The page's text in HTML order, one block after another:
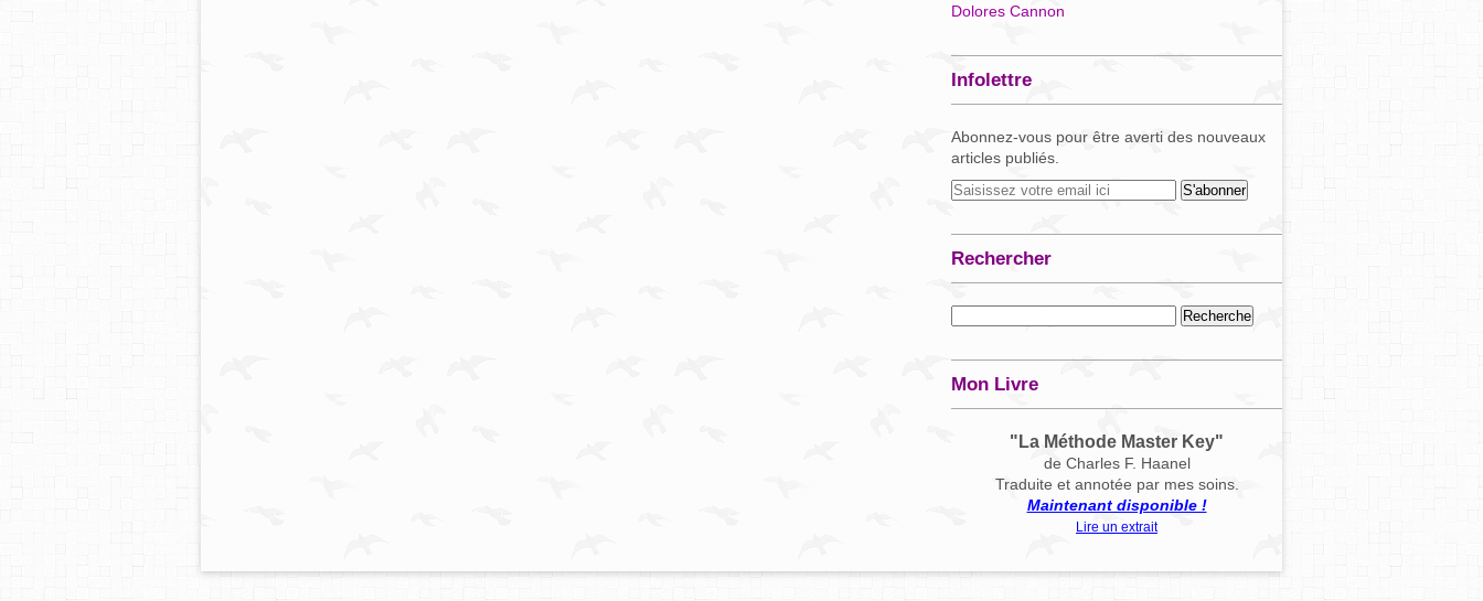
Dolores Cannon
Infolettre
Abonnez-vous pour être averti des nouveaux
articles publiés.
Rechercher
Mon Livre
"La Méthode Master Key"
de Charles F. Haanel
Traduite et annotée par mes soins.
Maintenant disponible !
Lire un extrait